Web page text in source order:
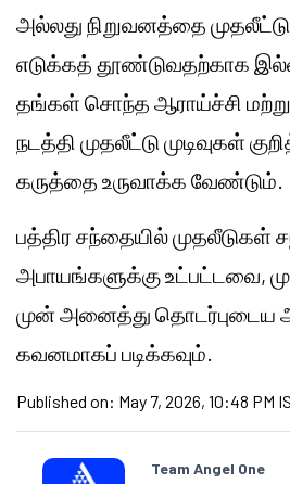
அல்லது நிறுவனத்தை முதலீட்டு
எடுக்கத் தூண்டுவதற்காக
தங்கள் சொந்த ஆராய்ச்சி
நடத்தி முதலீட்டு முடிவுகள்
கருத்தை உருவாக்க வேண்டும்.
பத்திர சந்தையில் முதலீடுகள்
அபாயங்களுக்கு உட்பட்டவை,
முன் அனைத்து
கவனமாகப் படிக்கவும்.
Published on: May 7, 2026, 10:48 PM
Team Angel One